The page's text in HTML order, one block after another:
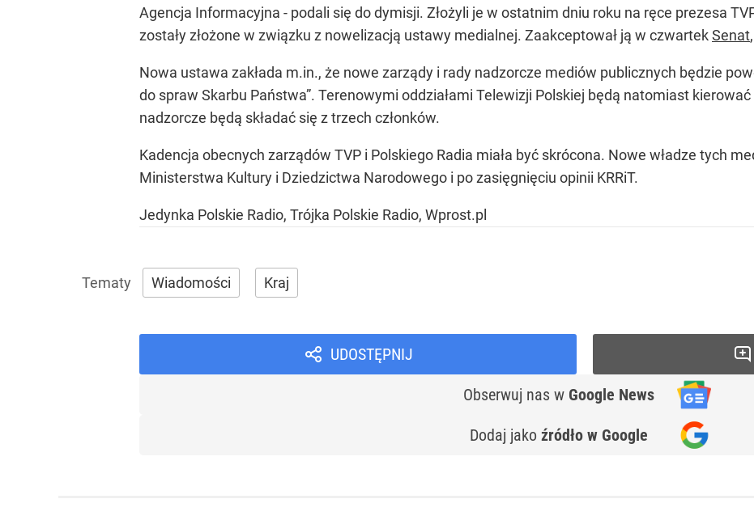
Agencja Informacyjna - podali się do dymisji. Złożyli je w ostatnim dniu roku na ręce prezesa
zostały złożone w związku z nowelizacją ustawy medialnej. Zaakceptował ją w czwartekSenat
Nowa ustawa zakłada m.in., że nowe zarządy i rady nadzorcze mediów publicznych będzie
do spraw Skarbu Państwa”. Terenowymi oddziałami Telewizji Polskiej będą natomiast
nadzorcze będą składać się z trzech członków.
Kadencja obecnych zarządów TVP i Polskiego Radia miała być skrócona. Nowe władze tych
Ministerstwa Kultury i Dziedzictwa Narodowego i po zasięgnięciu opinii KRRiT.
Jedynka Polskie Radio, Trójka Polskie Radio, Wprost.pl
Wiadomości Kraj
UDOSTĘPNIJ
Obserwuj nas w Google News
Dodaj jako źródło w Google